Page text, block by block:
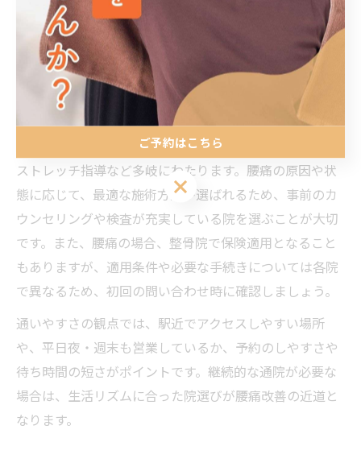
施術内容
保険適用
手技療法
ぎっくり腰、慢性腰痛
条件あり
骨盤矯正
姿勢改善・慢性腰痛
不可
電気治療
炎症・痛み緩和 条件あり
整骨院の施術内容は、手技療法・骨盤矯正・電気治療・
ストレッチ指導など多岐にわたります。腰痛の原因や状
態に応じて、最適な施術方法が選ばれるため、事前のカ
ウンセリングや検査が充実している院を選ぶことが大切
です。また、腰痛の場合、整骨院で保険適用となること
もありますが、適用条件や必要な手続きについては各院
で異なるため、初回の問い合わせ時に確認しましょう。
通いやすさの観点では、駅近でアクセスしやすい場所
や、平日夜・週末も営業しているか、予約のしやすさや
待ち時間の短さがポイントです。継続的な通院が必要な
場合は、生活リズムに合った院選びが腰痛改善の近道と
なります。
ご予約はこちら
ご予約はこちら